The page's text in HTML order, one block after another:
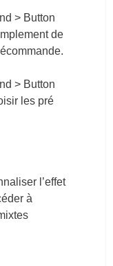
> Button
de
> Button
les pré
l’effet
à